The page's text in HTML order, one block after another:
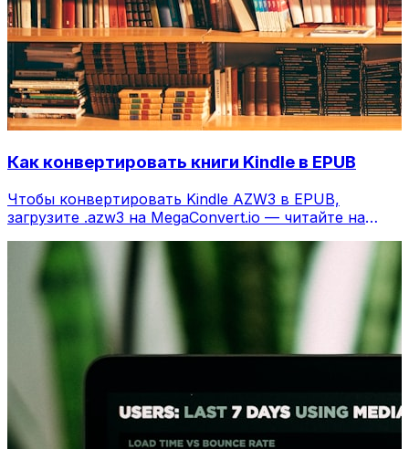
Как конвертировать книги Kindle в EPUB
Чтобы конвертировать Kindle AZW3 в EPUB,
загрузите .azw3 на MegaConvert.io — читайте на